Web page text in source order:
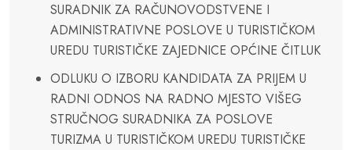
SURADNIK ZA RAČUNOVODSTVENE I
ADMINISTRATIVNE POSLOVE U TURISTIČKOM
UREDU TURISTIČKE ZAJEDNICE OPĆINE ČITLUK
ODLUKU O IZBORU KANDIDATA ZA PRIJEM U
RADNI ODNOS NA RADNO MJESTO VIŠEG
STRUČNOG SURADNIKA ZA POSLOVE
TURIZMA U TURISTIČKOM UREDU TURISTIČKE